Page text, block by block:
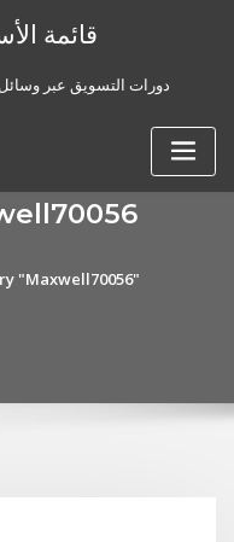
قائمة
دورات التسويق عبر
"Maxwell70056"